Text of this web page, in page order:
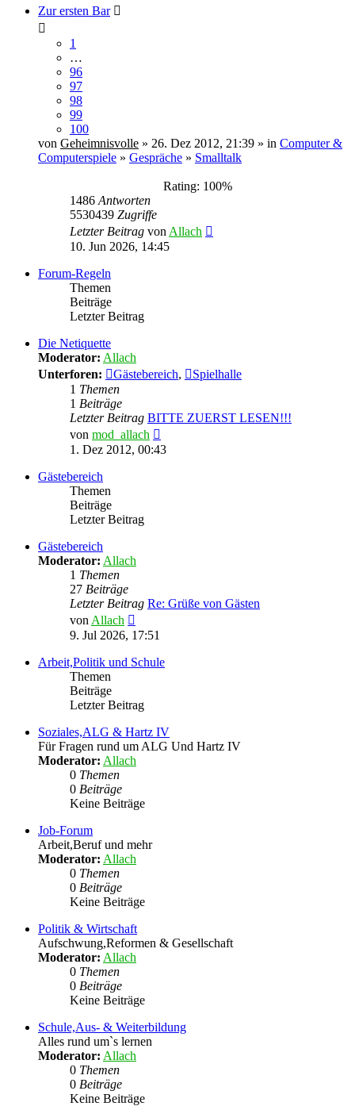
Zur ersten Bar
1
…
96
97
98
99
100
von Geheimnisvolle » 26. Dez 2012, 21:39 » in Computer &
Computerspiele » Gespräche » Smalltalk
Rating: 100%
1486 Antworten
5530439 Zugriffe
Letzter Beitrag von Allach
10. Jun 2026, 14:45
Forum-Regeln
Themen
Beiträge
Letzter Beitrag
Die Netiquette
Moderator: Allach
Unterforen:
Gästebereich,
Spielhalle
1 Themen
1 Beiträge
Letzter Beitrag BITTE ZUERST LESEN!!!
von mod_allach
Beitrag
1. Dez 2012, 00:43
Gästebereich
Themen
Beiträge
Letzter Beitrag
Gästebereich
Moderator: Allach
1 Themen
27 Beiträge
Letzter Beitrag Re: Grüße von Gästen
von Allach
Beitrag
9. Jul 2026, 17:51
Arbeit,Politik und Schule
Themen
Beiträge
Letzter Beitrag
Soziales,ALG & Hartz IV
Für Fragen rund um ALG Und Hartz IV
Moderator: Allach
0 Themen
0 Beiträge
Keine Beiträge
Job-Forum
Arbeit,Beruf und mehr
Moderator: Allach
0 Themen
0 Beiträge
Keine Beiträge
Politik & Wirtschaft
Aufschwung,Reformen & Gesellschaft
Moderator: Allach
0 Themen
0 Beiträge
Keine Beiträge
Schule,Aus- & Weiterbildung
Alles rund um`s lernen
Moderator: Allach
0 Themen
0 Beiträge
Keine Beiträge